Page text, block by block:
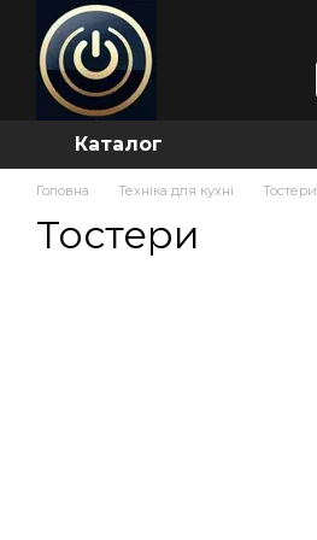
Перейти до основного контенту
Каталог
Головна Техніка для кухні Тостери
Тостери